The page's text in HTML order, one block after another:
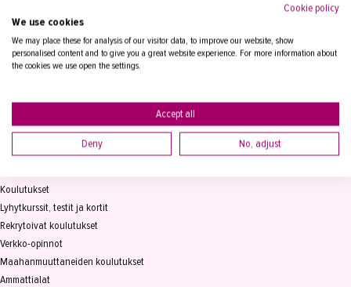
Tampereen Aikuiskoulutuskeskus
PL 15, 33821 Tampere
Vaihde03 2361 111
Koulutukset
Lyhytkurssit, testit ja kortit
Rekrytoivat koulutukset
Verkko-opinnot
Maahanmuuttaneiden koulutukset
Ammattialat
Cookie policy
We use cookies
We may place these for analysis of our visitor data, to improve our website, show
personalised content and to give you a great website experience. For more information about
the cookies we use open the settings.
Accept all
Deny No, adjust